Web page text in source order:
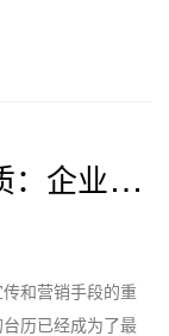
节
省预算、追求品质：企业台历制作的平衡之道
和营销手段的重
历已经成为了最